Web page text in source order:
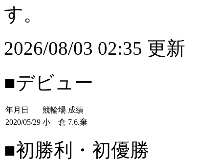
す。
2026/08/03 02:35 更新
■デビュー
年月日 競輪場 成績
2020/05/29 小 倉 7.6.棄
■初勝利・初優勝